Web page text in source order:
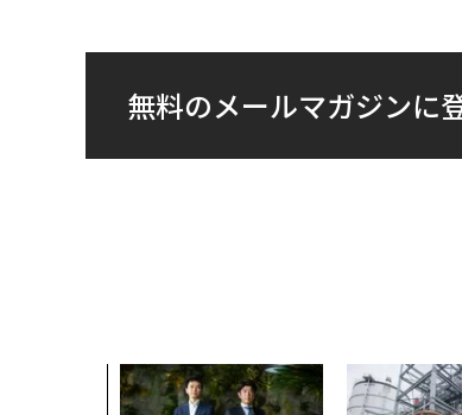
無料のメールマガジンに